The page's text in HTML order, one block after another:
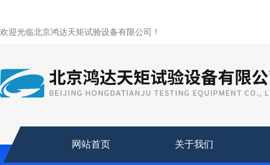
欢迎光临北京鸿达天矩试验设备有限公司！
网站首页 关于我们